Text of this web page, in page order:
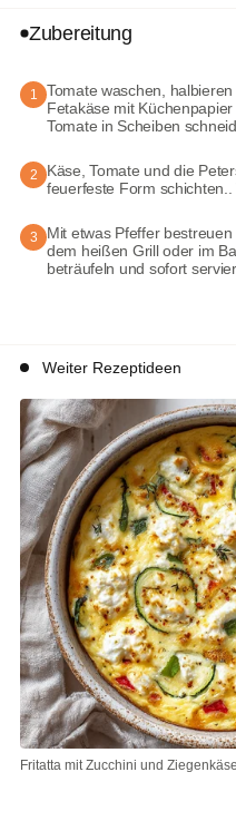
Zubereitung
1
Tomate waschen,
Fetakäse mit
Tomate in Scheiben
2
Käse, Tomate und die
feuerfeste Form schichten..
3
Mit etwas Pfeffer
dem heißen Grill oder im
beträufeln und sofort
Weiter Rezeptideen
Fritatta mit Zucchini und Ziegenkäse